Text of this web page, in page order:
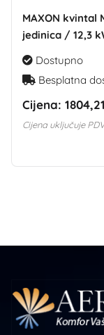
MAXON kvintal
jedinica / 12,3
Dostupno
Besplatna
Cijena:
Cijena uključuje